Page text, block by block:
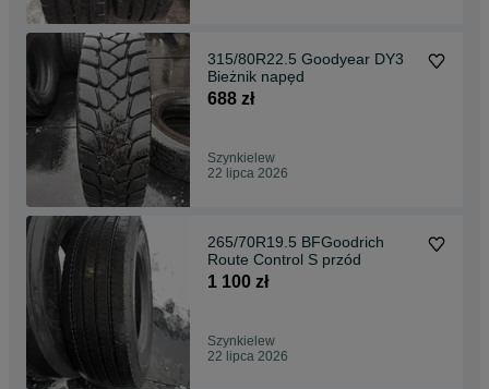
315/80R22.5 Goodyear DY3
Bieżnik napęd
688 zł
Szynkielew
22 lipca 2026
265/70R19.5 BFGoodrich
Route Control S przód
1 100 zł
Szynkielew
22 lipca 2026